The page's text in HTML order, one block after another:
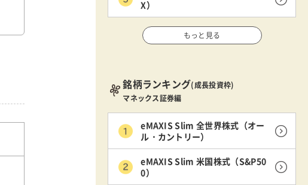
X）
もっと見る
銘柄ランキング(成長投資枠)
マネックス証券編
eMAXIS Slim 全世界株式（オー
ル・カントリー）
eMAXIS Slim 米国株式（S&P50
0）